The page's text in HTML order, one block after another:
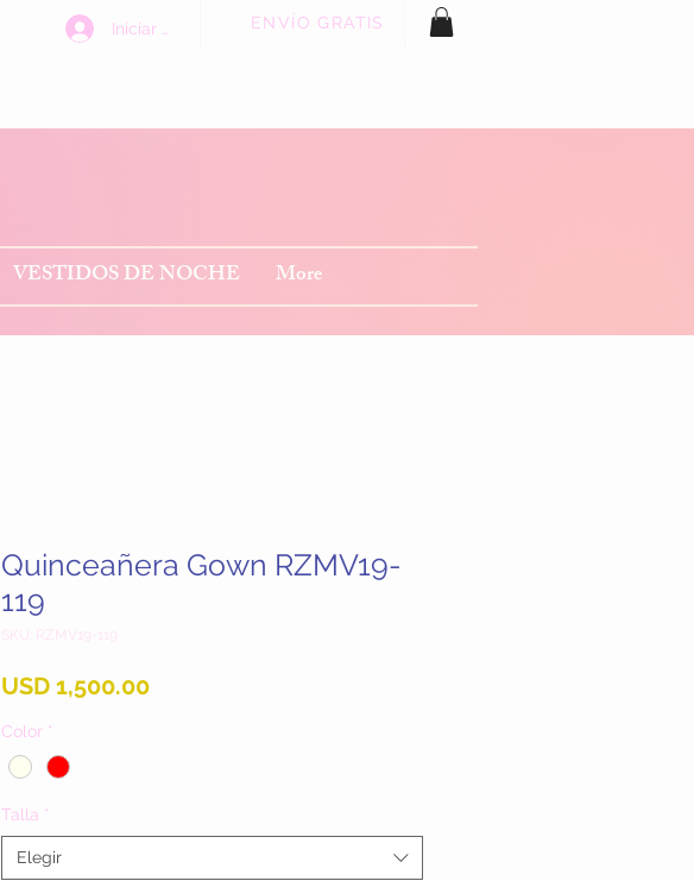
Iniciar sesión ENVÍO GRATIS
VESTIDOS DE NOCHE More
Quinceañera Gown RZMV19-
119
SKU: RZMV19-119
USD 1,500.00Precio
Color *
Talla *
Elegir